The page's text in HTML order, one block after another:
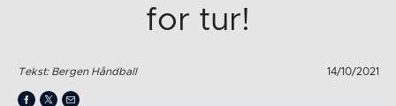
for tur!
Tekst: Bergen Håndball 14/10/2021